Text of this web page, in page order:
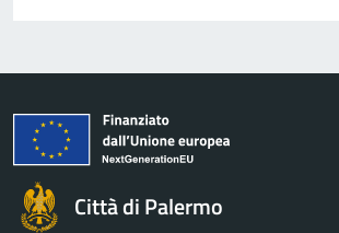
Città di Palermo